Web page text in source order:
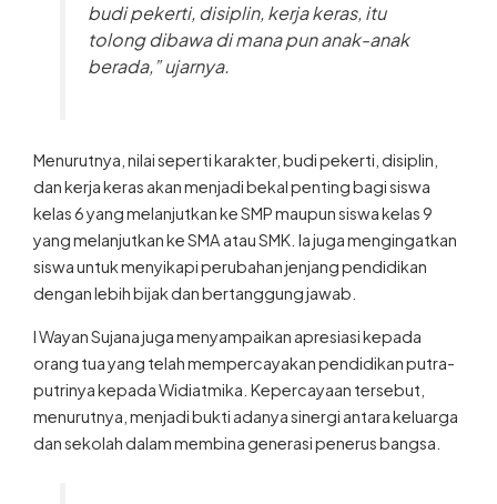
budi pekerti, disiplin, kerja keras, itu
tolong dibawa di mana pun anak-anak
berada,” ujarnya.
Menurutnya, nilai seperti karakter, budi pekerti, disiplin,
dan kerja keras akan menjadi bekal penting bagi siswa
kelas 6 yang melanjutkan ke SMP maupun siswa kelas 9
yang melanjutkan ke SMA atau SMK. Ia juga mengingatkan
siswa untuk menyikapi perubahan jenjang pendidikan
dengan lebih bijak dan bertanggung jawab.
I Wayan Sujana juga menyampaikan apresiasi kepada
orang tua yang telah mempercayakan pendidikan putra-
putrinya kepada Widiatmika. Kepercayaan tersebut,
menurutnya, menjadi bukti adanya sinergi antara keluarga
dan sekolah dalam membina generasi penerus bangsa.